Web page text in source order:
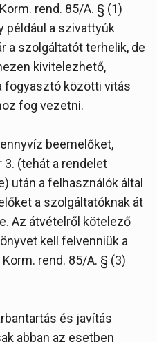
rend. 85/A. § (1)
például a szivattyúk
a szolgáltatót terhelik, de
kivitelezhető,
fogyasztó közötti vitás
fog vezetni.
beemelőket,
(tehát a rendelet
után a felhasználók által
a szolgáltatóknak át
Az átvételről kötelező
kell felvenniük a
rend. 85/A. § (3)
és javítás
abban az esetben